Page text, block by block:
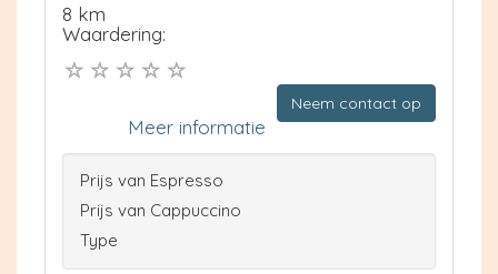
8 km
Waardering:
Neem contact op
Meer informatie
Prijs van Espresso
Prijs van Cappuccino
Type